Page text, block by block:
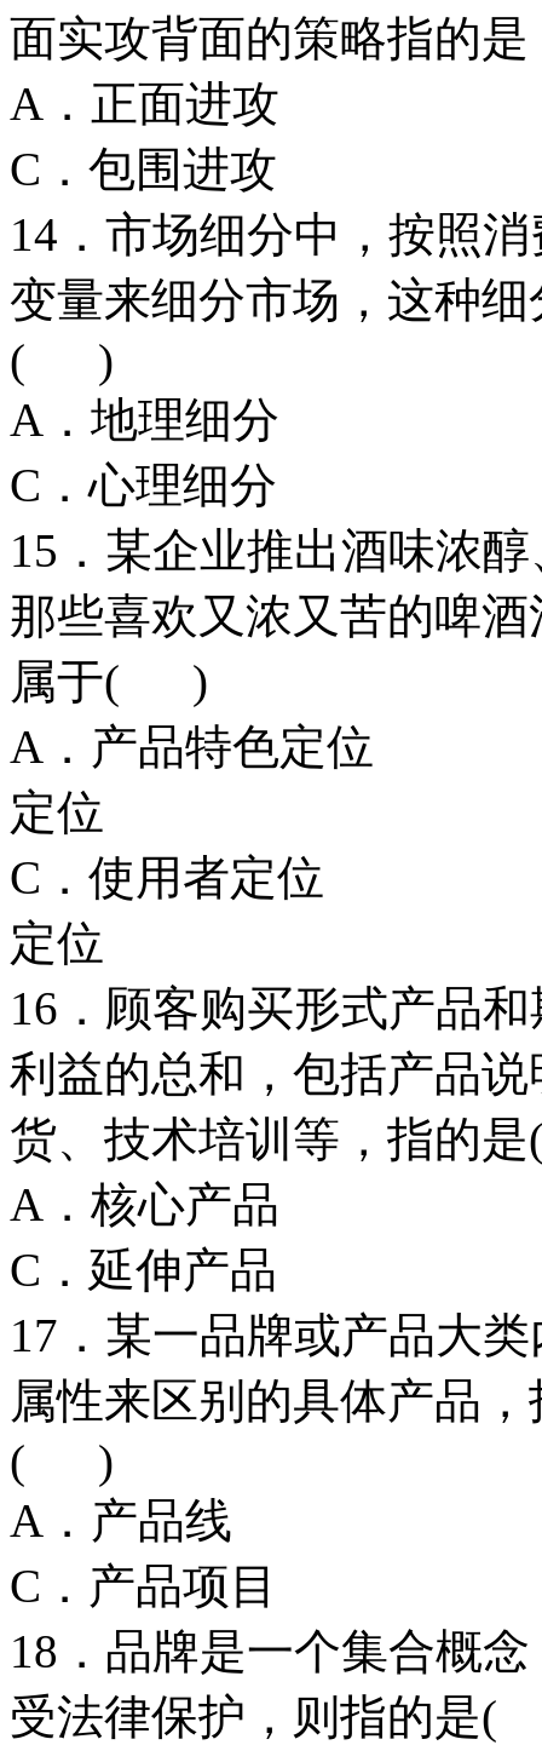
面实攻背面的策略指的
A．正面进
C．包围进
14．市场细分中，按照
变量来细分市场，这种
( )
A．地理细
C．心理细
15．某企业推出酒味浓
那些喜欢又浓又苦的啤
属于( )
A．产品特色
定位
C．使用者
定位
16．顾客购买形式产品
利益的总和，包括产品
货、技术培训等，指
A．核心产
C．延伸产
17．某一品牌或产品大
属性来区别的具体产品
( )
A．产品线
C．产品项
18．品牌是一个集合概
受法律保护，则指的